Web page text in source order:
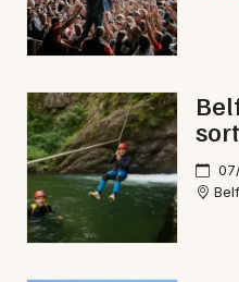
Artistes en tournée
Actus à Delle
Magazine à Delle